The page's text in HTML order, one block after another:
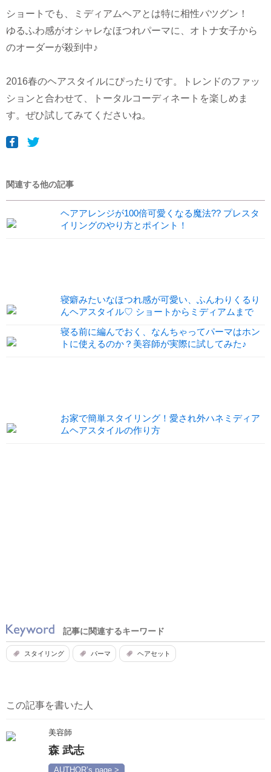
ショートでも、ミディアムヘアとは特に相性バツグン！
ゆるふわ感がオシャレなほつれパーマに、オトナ女子から
のオーダーが殺到中♪
2016春のヘアスタイルにぴったりです。トレンドのファッ
ションと合わせて、トータルコーディネートを楽しめま
す。ぜひ試してみてくださいね。
関連する他の記事
ヘアアレンジが100倍可愛くなる魔法?? プレスタ
イリングのやり方とポイント！
寝癖みたいなほつれ感が可愛い、ふんわりくるり
んヘアスタイル♡ ショートからミディアムまで
寝る前に編んでおく、なんちゃってパーマはホン
トに使えるのか？美容師が実際に試してみた♪
お家で簡単スタイリング！愛され外ハネミディア
ムヘアスタイルの作り方
記事に関連するキーワード
スタイリング パーマ ヘアセット
この記事を書いた人
美容師
森 武志
AUTHOR’s page >